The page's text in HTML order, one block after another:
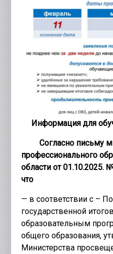
Информация для
Согласно письму
профессионального
области от 01.10.2025.
что
— в соответствии с –
государственной
образовательным
общего образования,
Министерства